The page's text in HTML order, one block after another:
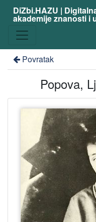
DiZbi.HAZU |
akademije znanosti i
Povratak
Popova,